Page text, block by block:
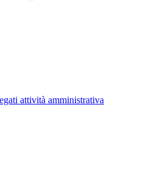
attività amministrativa